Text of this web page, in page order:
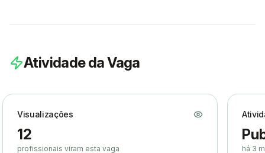
Atividade da Vaga
Visualizações
12
profissionais viram esta vaga há 3